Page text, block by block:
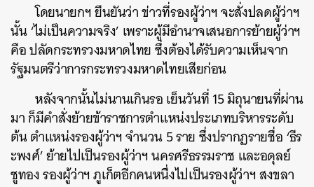
โดยนายกฯ ยืนยันว่า ข่าวที่รองผู้ว่าฯ จะสั่งปลดผู้ว่าฯ
นั้น ‘ไม่เป็นความจริง’ เพราะผู้มีอำนาจเสนอการย้ายผู้ว่าฯ
คือ ปลัดกระทรวงมหาดไทย ซึ่งต้องได้รับความเห็นจาก
รัฐมนตรีว่าการกระทรวงมหาดไทยเสียก่อน
หลังจากนั้นไม่นานเกินรอ เย็นวันที่ 15 มิถุนายนที่ผ่าน
มา ก็มีคำสั่งย้ายข้าราชการตำแหน่งประเภทบริหารระดับ
ต้น ตำแหน่งรองผู้ว่าฯ จำนวน 5 ราย ซึ่งปรากฏรายชื่อ ‘ธีร
ะพงศ์’ ย้ายไปเป็นรองผู้ว่าฯ นครศรีธรรมราช และอดุลย์
ชูทอง รองผู้ว่าฯ ภูเก็ตอีกคนหนึ่งไปเป็นรองผู้ว่าฯ สงขลา